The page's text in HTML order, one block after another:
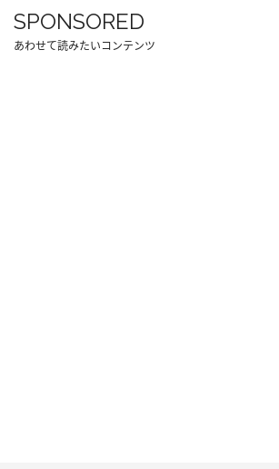
SPONSORED
あわせて読みたいコンテンツ